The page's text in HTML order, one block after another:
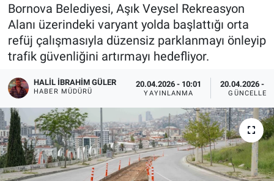
Bornova Belediyesi, Aşık Veysel Rekreasyon
Alanı üzerindeki varyant yolda başlattığı orta
refüj çalışmasıyla düzensiz parklanmayı önleyip
trafik güvenliğini artırmayı hedefliyor.
HALIL İBRAHIM GÜLER
HABER MÜDÜRÜ
20.04.2026 - 10:01
YAYINLANMA
20.04.2026 -